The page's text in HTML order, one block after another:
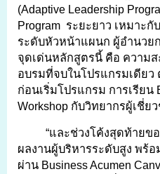
(Adaptive Leadership
Program ระยะยาว เหมาะ
ระดับหัวหน้าแผนก ผู้อำนวย
จุดเด่นหลักสูตรนี้ คือ ความส
อบรมที่จบในโปรแกรมเดียว
ก่อนเริ่มโปรแกรม การเรีย
Workshop กับวิทยากรผู้เชี่ย
“และช่วงโค้งสุดท้ายข
ผลงานผู้บริหารระดับสูง พร้
ผ่าน Business Acumen